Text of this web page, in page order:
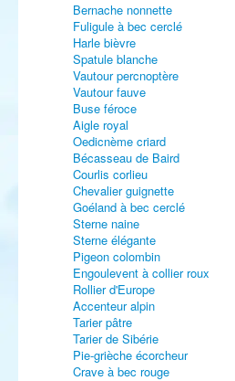
Bernache nonnette
Fuligule à bec cerclé
Harle bièvre
Spatule blanche
Vautour percnoptère
Vautour fauve
Buse féroce
Aigle royal
Oedicnème criard
Bécasseau de Baird
Courlis corlieu
Chevalier guignette
Goéland à bec cerclé
Sterne naine
Sterne élégante
Pigeon colombin
Engoulevent à collier roux
Rollier d'Europe
Accenteur alpin
Tarier pâtre
Tarier de Sibérie
Pie-grièche écorcheur
Crave à bec rouge